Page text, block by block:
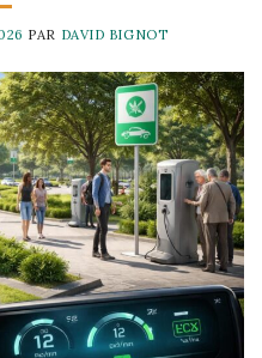
PAR DAVID BIGNOT